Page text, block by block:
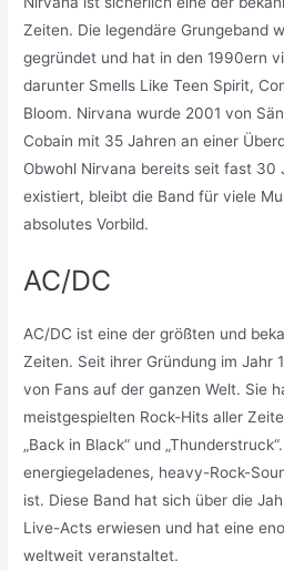
Zeiten. Die legendäre Grungeband
gegründet und hat in den 1990ern
darunter Smells Like Teen Spirit,
Bloom. Nirvana wurde 2001 von
Cobain mit 35 Jahren an einer
Obwohl Nirvana bereits seit fast 30
existiert, bleibt die Band für viele
absolutes Vorbild.
AC/DC
AC/DC ist eine der größten und
Zeiten. Seit ihrer Gründung im Jahr
von Fans auf der ganzen Welt. Sie
meistgespielten Rock-Hits aller
„Back in Black“ und
energiegeladenes, heavy-Rock-
ist. Diese Band hat sich über die
Live-Acts erwiesen und hat eine
weltweit veranstaltet.